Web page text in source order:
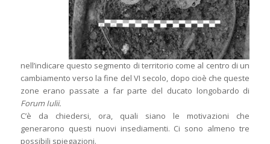
nell’indicare questo segmento di territorio come al centro di un
cambiamento verso la fine del VI secolo, dopo cioè che queste
zone erano passate a far parte del ducato longobardo di
Forum Iulii.
C’è da chiedersi, ora, quali siano le motivazioni che
generarono questi nuovi insediamenti. Ci sono almeno tre
possibili spiegazioni.